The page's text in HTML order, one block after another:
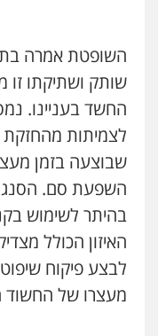
השופטת אמרה
שותק ושתיקתו
החשד בעניינו.
לצמיתות מהחזקת
שבוצעה בזמן
השפעת סם.
בהיתר לשימוש
האיזון הכולל
לבצע פיקוח
מעצרו של החשוד